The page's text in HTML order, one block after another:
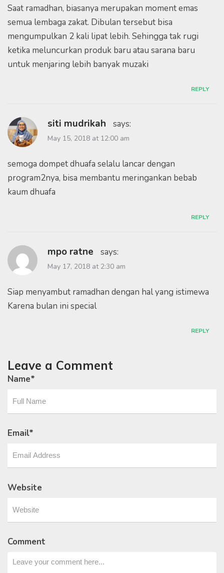
Saat ramadhan, biasanya merupakan moment emas
semua lembaga zakat. Dibulan tersebut bisa
mengumpulkan 2 kali lipat lebih. Sehingga tak rugi
ketika meluncurkan produk baru atau sarana baru
untuk menjaring lebih banyak muzaki
REPLY
siti mudrikah says:
May 15, 2018 at 12:00 am
semoga dompet dhuafa selalu lancar dengan
program2nya, bisa membantu meringankan bebab
kaum dhuafa
REPLY
mpo ratne says:
May 17, 2018 at 2:30 am
Siap menyambut ramadhan dengan hal yang istimewa
Karena bulan ini special
REPLY
Leave a Comment
Name*
Email*
Website
Comment